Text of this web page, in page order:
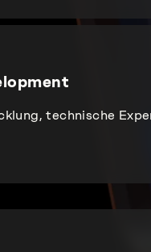
technische